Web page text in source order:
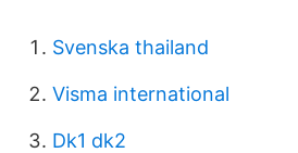
Svenska thailand
Visma international
Dk1 dk2